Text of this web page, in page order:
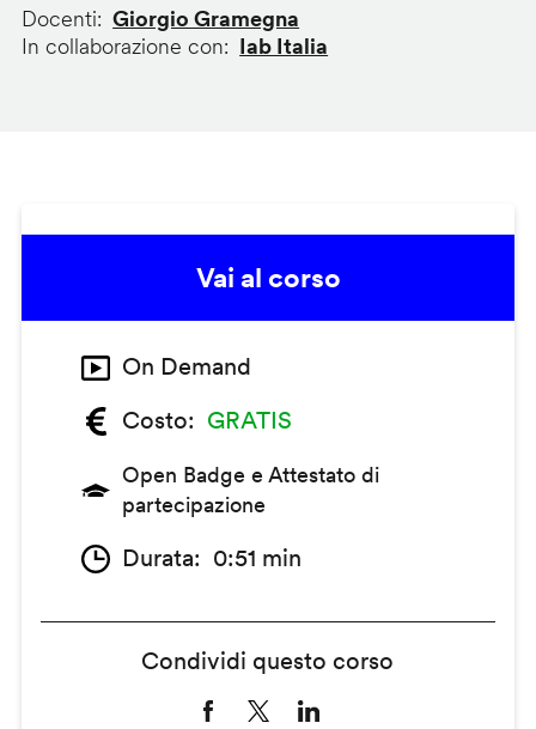
Docenti
Giorgio Gramegna
In collaborazione con
Iab Italia
Vai al corso
On Demand
Costo
GRATIS
Open Badge e Attestato di
partecipazione
Durata 0:51 min
Condividi questo corso